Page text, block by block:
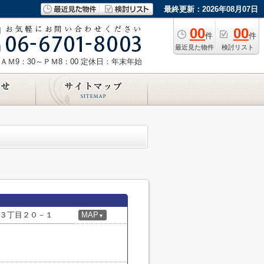
最終更新：2026年08月07日
00件
最近見た物件
00件
検討リスト
Ｍ9：30～ＰＭ8：00 定休日：年末年始
丁目２０－１ MAP ▼